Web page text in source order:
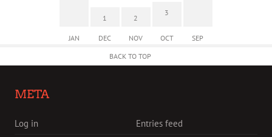
JAN
1
DEC
2
NOV
3
OCT
SEP
BACK TO TOP
META
Log in
Entries feed